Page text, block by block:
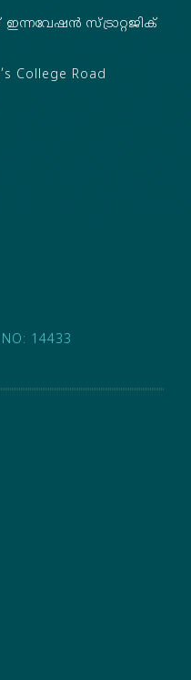
സ്ട്രാറ്റജിക്
College Road
NO: 14433